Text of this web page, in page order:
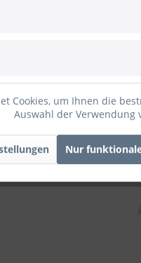
Cookies, um Ihnen die
Auswahl der Verwendung
Nur